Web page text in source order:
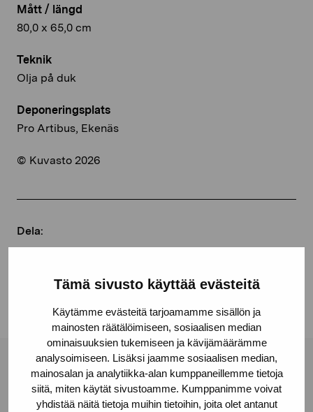
Tämä sivusto käyttää evästeitä
Käytämme evästeitä tarjoamamme sisällön ja
mainosten räätälöimiseen, sosiaalisen median
ominaisuuksien tukemiseen ja kävijämäärämme
analysoimiseen. Lisäksi jaamme sosiaalisen median,
mainosalan ja analytiikka-alan kumppaneillemme tietoja
siitä, miten käytät sivustoamme. Kumppanimme voivat
yhdistää näitä tietoja muihin tietoihin, joita olet antanut
Mått / längd
80,0 x 65,0 cm
Teknik
Olja på duk
Deponeringsplats
Pro Artibus, Ekenäs
© Kuvasto 2026
Dela:
Linkedin
Stiftelsen Pro Artibus